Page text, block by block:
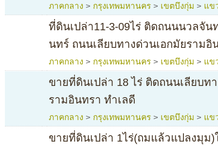
ภาคกลาง > กรุงเทพมหานคร > เขตบึงกุ่ม > แข
ที่ดินเปล่า11-3-09ไร่ ติดถนนนวลจั
นทร์ ถนนเลียบทางด่วนเอกมัยรามอิ
ภาคกลาง > กรุงเทพมหานคร > เขตบึงกุ่ม > แข
ขายที่ดินเปล่า 18 ไร่ ติดถนนเลียบท
รามอินทรา ทำเลดี
ภาคกลาง > กรุงเทพมหานคร > เขตบึงกุ่ม > แข
ขายที่ดินเปล่า 1ไร่(ถมแล้วแปลงมุม